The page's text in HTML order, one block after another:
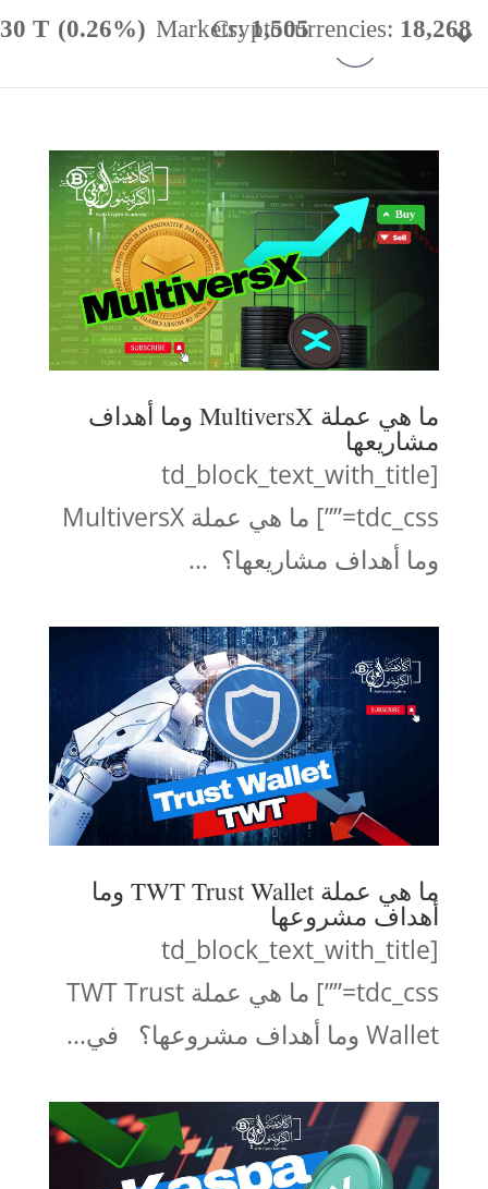
ما هي عملة MultiversX وما أهداف
مشاريعها
[td_block_text_with_title
tdc_css=””] ما هي عملة MultiversX
وما أهداف مشاريعها؟ ...
ما هي عملة TWT Trust Wallet وما
أهداف مشروعها
[td_block_text_with_title
tdc_css=””] ما هي عملة TWT Trust
Wallet وما أهداف مشروعها؟ في...
Cryptocurrencies: 18,268
Markets:1,505
T (0.26%)
24h Vol:$ 31.89 B
56.66%